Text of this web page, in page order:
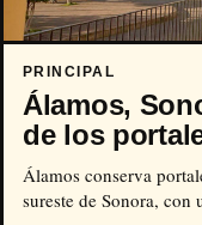
PRINCIPAL
Álamos,
de los
Álamos conserva
sureste de Sonora, con